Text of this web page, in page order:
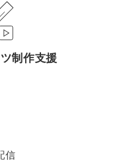
制作支援
信